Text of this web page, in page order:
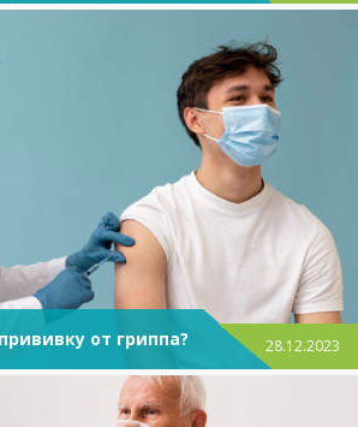
от гриппа? 28.12.2023